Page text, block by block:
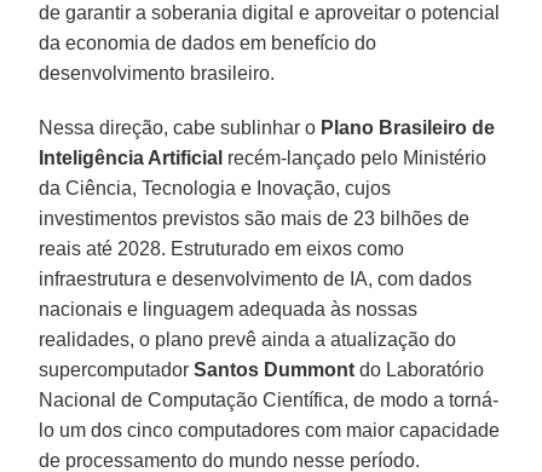
de garantir a soberania digital e aproveitar o potencial
da economia de dados em benefício do
desenvolvimento brasileiro.
Nessa direção, cabe sublinhar o Plano Brasileiro de
Inteligência Artificial recém-lançado pelo Ministério
da Ciência, Tecnologia e Inovação, cujos
investimentos previstos são mais de 23 bilhões de
reais até 2028. Estruturado em eixos como
infraestrutura e desenvolvimento de IA, com dados
nacionais e linguagem adequada às nossas
realidades, o plano prevê ainda a atualização do
supercomputadorSantos Dummont do Laboratório
Nacional de Computação Científica, de modo a torná-
lo um dos cinco computadores com maior capacidade
de processamento do mundo nesse período.